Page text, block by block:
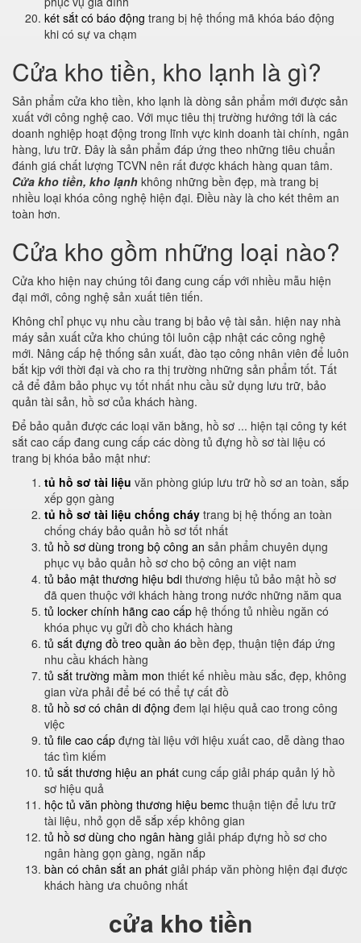
két sắt có báo động trang bị hệ thống mã khóa báo động
khi có sự va chạm
Cửa kho tiền, kho lạnh là gì?
Sản phẩm cửa kho tiền, kho lạnh là dòng sản phẩm mới được sản
xuất với công nghệ cao. Với mục tiêu thị trường hướng tới là các
doanh nghiệp hoạt động trong lĩnh vực kinh doanh tài chính, ngân
hàng, lưu trữ. Đây là sản phẩm đáp ứng theo những tiêu chuẩn
đánh giá chất lượng TCVN nên rất được khách hàng quan tâm.
Cửa kho tiền, kho lạnh không những bền đẹp, mà trang bị
nhiều loại khóa công nghệ hiện đại. Điều này là cho két thêm an
toàn hơn.
Cửa kho gồm những loại nào?
Cửa kho hiện nay chúng tôi đang cung cấp với nhiều mẫu hiện
đại mới, công nghệ sản xuất tiên tiến.
Không chỉ phục vụ nhu cầu trang bị bảo vệ tài sản. hiện nay nhà
máy sản xuất cửa kho chúng tôi luôn cập nhật các công nghệ
mới. Nâng cấp hệ thống sản xuất, đào tạo công nhân viên để luôn
bắt kịp với thời đại và cho ra thị trường những sản phẩm tốt. Tất
cả để đảm bảo phục vụ tốt nhất nhu cầu sử dụng lưu trữ, bảo
quản tài sản, hồ sơ của khách hàng.
Để bảo quản được các loại văn bằng, hồ sơ ... hiện tại công ty két
sắt cao cấp đang cung cấp các dòng tủ đựng hồ sơ tài liệu có
trang bị khóa bảo mật như:
tủ hồ sơ tài liệu văn phòng giúp lưu trữ hồ sơ an toàn, sắp
xếp gọn gàng
tủ hồ sơ tài liệu chống cháy trang bị hệ thống an toàn
chống cháy bảo quản hồ sơ tốt nhất
tủ hồ sơ dùng trong bộ công an sản phẩm chuyên dụng
phục vụ bảo quản hồ sơ cho bộ công an việt nam
tủ bảo mật thương hiệu bdi thương hiệu tủ bảo mật hồ sơ
đã quen thuộc với khách hàng trong nước những năm qua
tủ locker chính hãng cao cấp hệ thống tủ nhiều ngăn có
khóa phục vụ gửi đồ cho khách hàng
tủ sắt đựng đồ treo quần áo bền đẹp, thuận tiện đáp ứng
nhu cầu khách hàng
tủ sắt trường mầm mon thiết kế nhiều màu sắc, đẹp, không
gian vừa phải để bé có thể tự cất đồ
tủ hồ sơ có chân di động đem lại hiệu quả cao trong công
việc
tủ file cao cấp đựng tài liệu với hiệu xuất cao, dễ dàng thao
tác tìm kiếm
tủ sắt thương hiệu an phát cung cấp giải pháp quản lý hồ
sơ hiệu quả
hộc tủ văn phòng thương hiệu bemc thuận tiện để lưu trữ
tài liệu, nhỏ gọn dễ sắp xếp không gian
tủ hồ sơ dùng cho ngân hàng giải pháp đựng hồ sơ cho
ngân hàng gọn gàng, ngăn nắp
bàn có chân sắt an phát giải pháp văn phòng hiện đại được
khách hàng ưa chuông nhất
cửa kho tiền